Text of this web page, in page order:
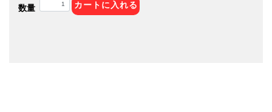
数量 カートに入れる